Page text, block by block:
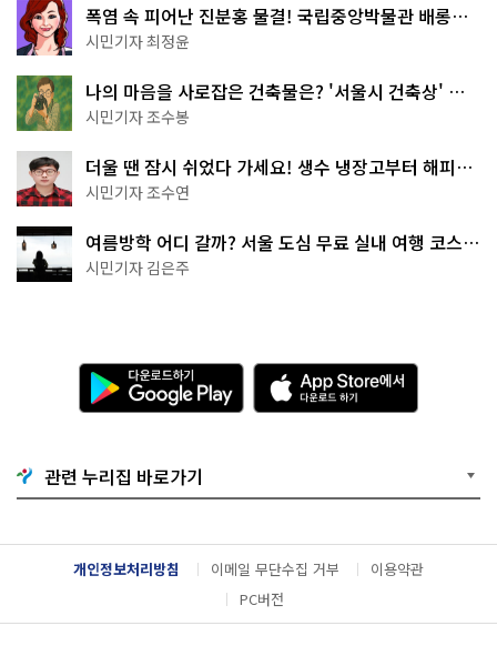
폭염 속 피어난 진분홍 물결! 국립중앙박물관 배롱나
무 명소
시민기자 최정윤
나의 마음을 사로잡은 건축물은? '서울시 건축상' 수
상작 공개!
시민기자 조수봉
더울 땐 잠시 쉬었다 가세요! 생수 냉장고부터 해피소
·무더위쉼터까지
시민기자 조수연
여름방학 어디 갈까? 서울 도심 무료 실내 여행 코스
추천
시민기자 김은주
다
운
로
기
G
o
g
l
e
A
p
p
e
서
다
운
관련 누리집 바로가기
개인정보처리방침 이메일 무단수집 거부
이용약관
PC버전